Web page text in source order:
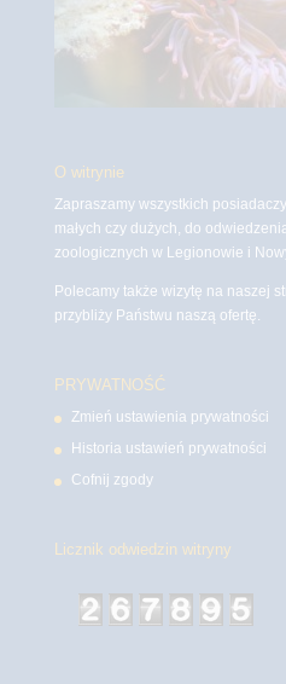
O witrynie
Zapraszamy wszystkich
małych czy dużych, do
zoologicznych w Legionowie i
Polecamy także wizytę na naszej
przybliży Państwu naszą ofertę.
PRYWATNOŚĆ
Zmień ustawienia prywatności
Historia ustawień prywatności
Cofnij zgody
Licznik odwiedzin witryny